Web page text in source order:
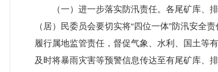
（一）进一步落实防汛责任。各尾矿库、排
（居）民委员会要切实将“四位一体”防汛安全
履行属地监管责任，督促气象、水利、国土等
及时将暴雨灾害等预警信息传达至有尾矿库、